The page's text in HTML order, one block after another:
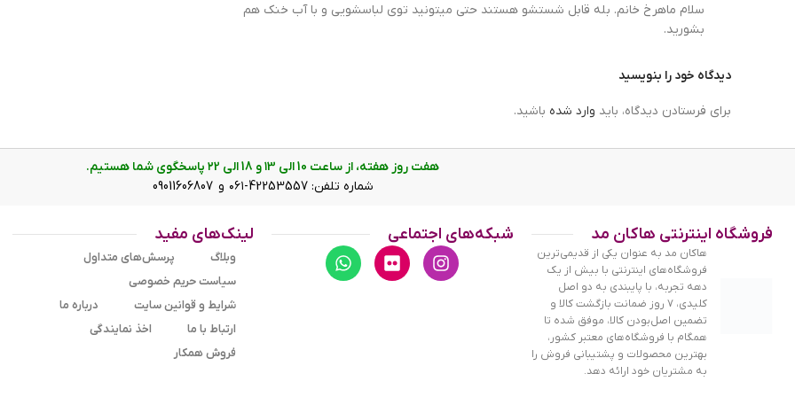
سلام ماهرخ خانم. بله قابل شستشو هستند حتی میتونید توی لباسشویی و با آب خنک هم
بشورید.
دیدگاه خود را بنویسید
برای فرستادن دیدگاه، باید وارد شده باشید.
هفت روز هفته، از ساعت 10 الی ۱3 و 18 الی ۲2 پاسخگوی شما هستیم.
شماره تلفن: 42253557-۰۶۱ و 09011606807
فروشگاه اینترنتی هاکان مد
هاکان مد به عنوان یکی از قدیمی‌ترین
فروشگاه‌های اینترنتی با بیش از یک
دهه تجربه، با پایبندی به دو اصل
کلیدی، ۷ روز ضمانت بازگشت کالا و
تضمین اصل‌بودن کالا، موفق شده تا
همگام با فروشگاه‌های معتبر کشور،
بهترین محصولات و پشتیبانی فروش را
به مشتریان خود ارائه دهد.
شبکه‌های اجتماعی لینک‌های مفید
وبلاگ
پرسش‌های متداول
سیاست حریم خصوصی
شرایط و قوانین سایت
درباره ما
ارتباط با ما
اخذ نمایندگی
فروش همکار